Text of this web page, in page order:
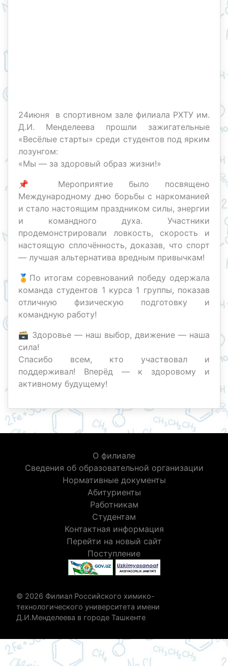
24июня в спортивном зале филиала РХТУ им.
Д.И. Менделеева прошли зажигательные
«Весёлые старты» среди студентов под ярким
лозунгом:
«Мы — за здоровый образ жизни!»
📌 Мероприятие было посвящено
Международному дню борьбы с наркоманией
и стало настоящим праздником силы, энергии
и командного духа. Участники
продемонстрировали ловкость, скорость и
настоящую сплочённость, доказав, что спорт
— лучшая альтернатива вредным привычкам!
🏅По итогам соревнований победу одержала
команда студентов 1 курса 1 группы, показав
отличную физическую подготовку и
командную работу!
🗃 Здоровье — наш выбор, движение — наша
сила!
Спасибо всем, кто участвовал и
поддерживал! Вперёд — к здоровому и
активному будущему!
О филиале
Сведения об образовательной организации
Нормативные документы
Абитуриенты
Работникам
Студентам
Контактная информация
Перейти на новый сайт
Поступление
© 2026 Филиал Российского химико-
технологического университета имени
Д.И.Менделеева в городе Ташкенте